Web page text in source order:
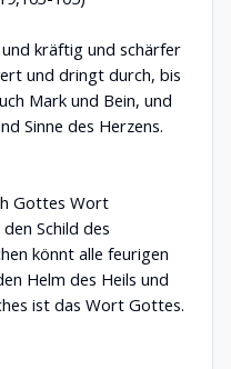
kräftig und schärfer
und dringt durch, bis
Mark und Bein, und
Sinne des Herzens.
Gottes Wort
Schild des
könnt alle feurigen
Helm des Heils und
ist das Wort Gottes.